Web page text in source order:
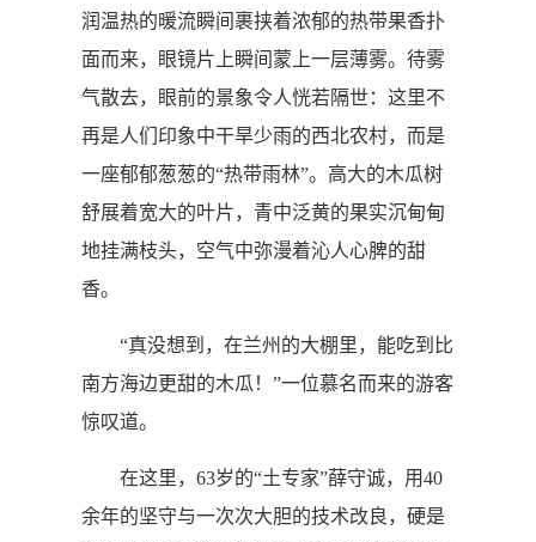
润温热的暖流瞬间裹挟着浓郁的热带果香扑
面而来，眼镜片上瞬间蒙上一层薄雾。待雾
气散去，眼前的景象令人恍若隔世：这里不
再是人们印象中干旱少雨的西北农村，而是
一座郁郁葱葱的“热带雨林”。高大的木瓜树
舒展着宽大的叶片，青中泛黄的果实沉甸甸
地挂满枝头，空气中弥漫着沁人心脾的甜
香。
“真没想到，在兰州的大棚里，能吃到比
南方海边更甜的木瓜！”一位慕名而来的游客
惊叹道。
在这里，63岁的“土专家”薛守诚，用40
余年的坚守与一次次大胆的技术改良，硬是